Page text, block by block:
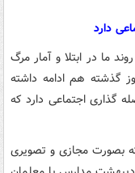
ما در ابتلا و آمار مرگ
گذشته هم ادامه داشته
رعایت فاصله گذاری اجتماعی دارد که
بصورت مجازی و تصویری